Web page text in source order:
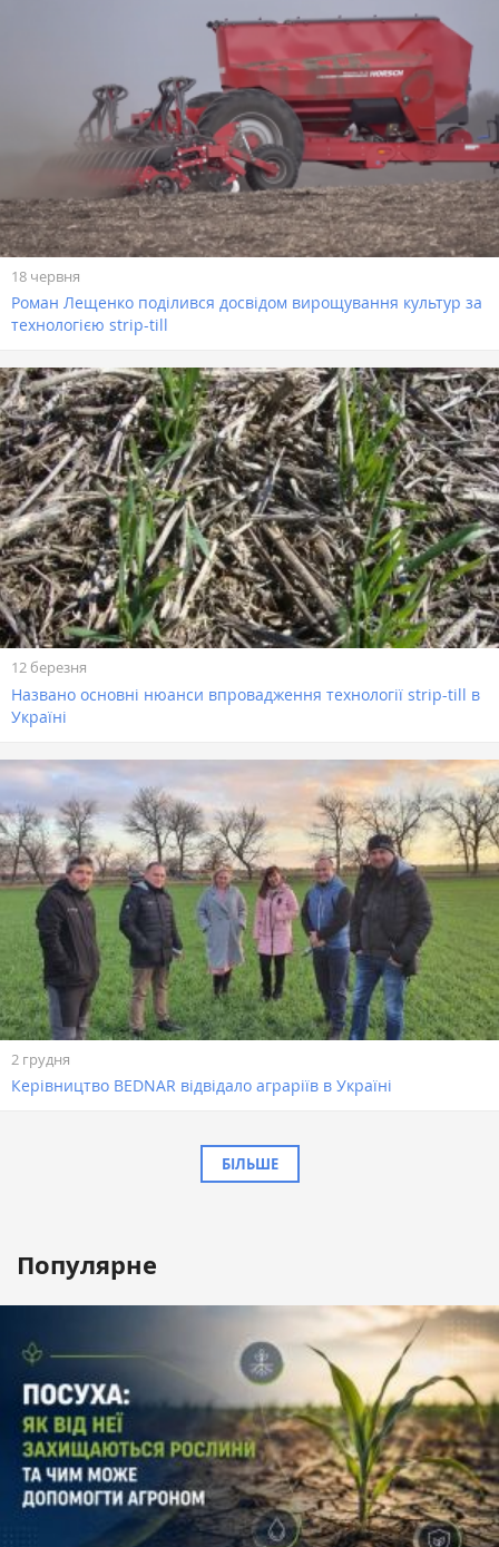
18 червня
Роман Лещенко поділився досвідом вирощування культур за
технологією strip-till
12 березня
Названо основні нюанси впровадження технології strip-till в
Україні
2 грудня
Керівництво BEDNAR відвідало аграріїв в Україні
БІЛЬШЕ
Популярне